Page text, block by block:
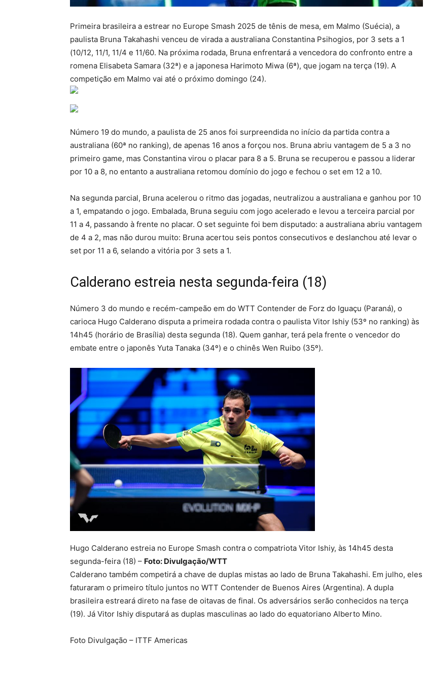
Primeira brasileira a estrear no Europe Smash 2025 de tênis de mesa, em Malmo (Suécia), a
paulista Bruna Takahashi venceu de virada a australiana Constantina Psihogios, por 3 sets a 1
(10/12, 11/1, 11/4 e 11/60. Na próxima rodada, Bruna enfrentará a vencedora do confronto entre a
romena Elisabeta Samara (32ª) e a japonesa Harimoto Miwa (6ª), que jogam na terça (19). A
competição em Malmo vai até o próximo domingo (24).
Número 19 do mundo, a paulista de 25 anos foi surpreendida no início da partida contra a
australiana (60ª no ranking), de apenas 16 anos a forçou nos. Bruna abriu vantagem de 5 a 3 no
primeiro game, mas Constantina virou o placar para 8 a 5. Bruna se recuperou e passou a liderar
por 10 a 8, no entanto a australiana retomou domínio do jogo e fechou o set em 12 a 10.
Na segunda parcial, Bruna acelerou o ritmo das jogadas, neutralizou a australiana e ganhou por 10
a 1, empatando o jogo. Embalada, Bruna seguiu com jogo acelerado e levou a terceira parcial por
11 a 4, passando à frente no placar. O set seguinte foi bem disputado: a australiana abriu vantagem
de 4 a 2, mas não durou muito: Bruna acertou seis pontos consecutivos e deslanchou até levar o
set por 11 a 6, selando a vitória por 3 sets a 1.
Calderano estreia nesta segunda-feira (18)
Número 3 do mundo e recém-campeão em do WTT Contender de Forz do Iguaçu (Paraná), o
carioca Hugo Calderano disputa a primeira rodada contra o paulista Vitor Ishiy (53º no ranking) às
14h45 (horário de Brasília) desta segunda (18). Quem ganhar, terá pela frente o vencedor do
embate entre o japonês Yuta Tanaka (34º) e o chinês Wen Ruibo (35º).
Hugo Calderano estreia no Europe Smash contra o compatriota Vitor Ishiy, às 14h45 desta
segunda-feira (18) – Foto: Divulgação/WTT
Calderano também competirá a chave de duplas mistas ao lado de Bruna Takahashi. Em julho, eles
faturaram o primeiro título juntos no WTT Contender de Buenos Aires (Argentina). A dupla
brasileira estreará direto na fase de oitavas de final. Os adversários serão conhecidos na terça
(19). Já Vitor Ishiy disputará as duplas masculinas ao lado do equatoriano Alberto Mino.
Foto Divulgação – ITTF Americas